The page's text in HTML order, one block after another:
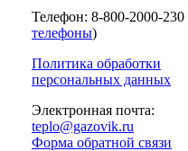
Телефон: 8-800-2000-230
телефоны)
Политика обработки
персональных данных
Электронная почта:
teplo@gazovik.ru
Форма обратной связи